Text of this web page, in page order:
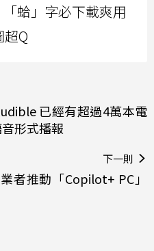
蛤」字必下載爽用
Q
已經有超過4萬本電
形式播報
下一則
者推動「Copilot+ PC」